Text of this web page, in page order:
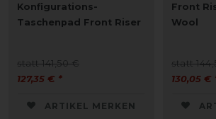
Konfigurations-
Taschenpad Front Riser
statt 141,50 €
127,35 € *
ARTIKEL MERKEN
Front
Wool
statt
130,05 €